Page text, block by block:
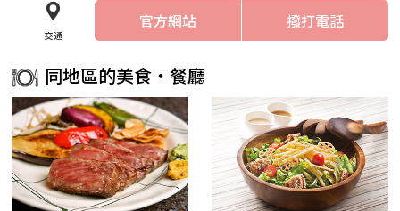
交通
官方網站 撥打電話
同地區的美食・餐廳